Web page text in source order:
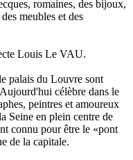
romaines, des bijoux,
meubles et des
Louis Le VAU.
palais du Louvre sont
célèbre dans le
peintres et amoureux
Seine en plein centre de
connu pour être le «pont
de la capitale.